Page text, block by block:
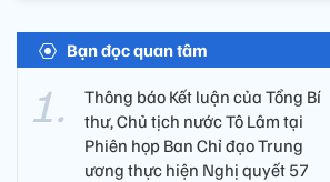
Bạn đọc quan tâm
Thông báo Kết luận của Tổng Bí
thư, Chủ tịch nước Tô Lâm tại
Phiên họp Ban Chỉ đạo Trung
ương thực hiện Nghị quyết 57